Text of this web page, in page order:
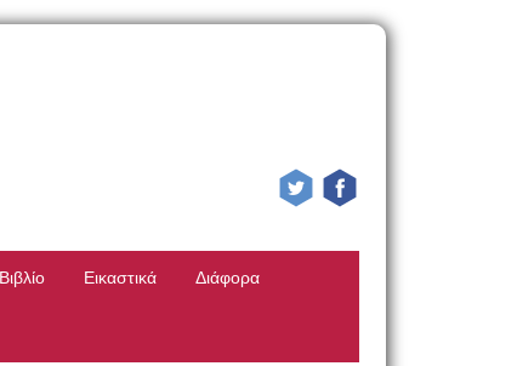
Βιβλίο Εικαστικά Διάφορα